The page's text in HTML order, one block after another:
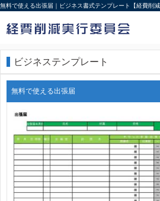
無料で使える出張届｜ビジネス書式テンプレート【経費削減
ビジネステンプレート
無料で使える出張届